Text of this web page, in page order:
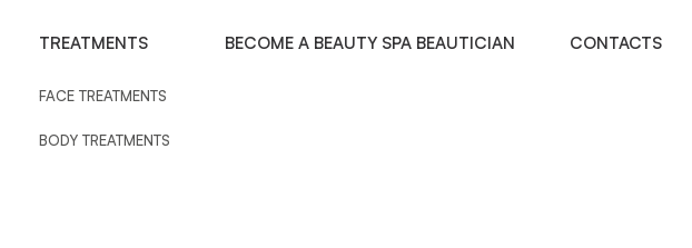
TREATMENTS
FACE TREATMENTS
BODY TREATMENTS
BECOME A BEAUTY SPA BEAUTICIAN CONTACTS